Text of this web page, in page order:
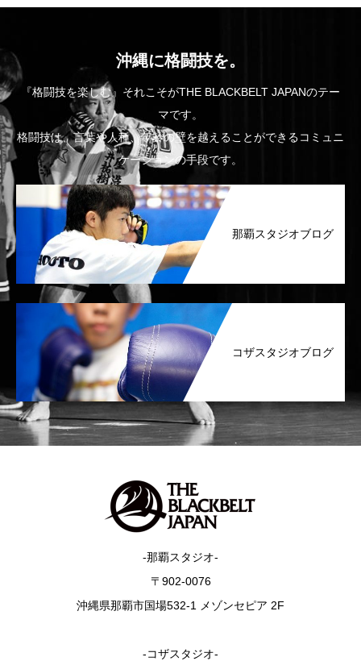
沖縄に格闘技を。
『格闘技を楽しむ』それこそがTHE BLACKBELT JAPANのテー
マです。
格闘技は、言葉や人種、年齢の壁を越えることができるコミュニ
ケーションの手段です。
那覇スタジオブログ
コザスタジオブログ
-那覇スタジオ-
〒902-0076
沖縄県那覇市国場532-1 メゾンセピア 2F
-コザスタジオ-